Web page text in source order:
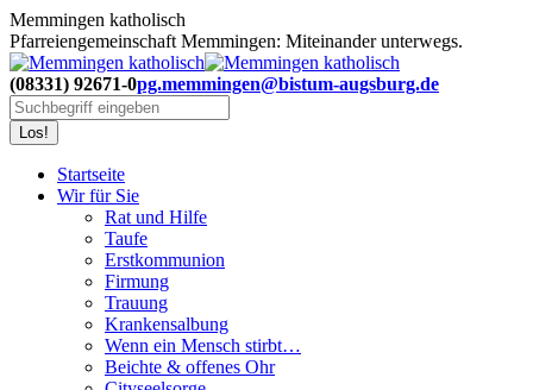
Zum
Inhalt
springen
Memmingen katholisch
Pfarreiengemeinschaft Memmingen: Miteinander unterwegs.
(08331) 92671-0pg.memmingen@bistum-augsburg.de
Search:
Startseite
Wir für Sie
Rat und Hilfe
Taufe
Erstkommunion
Firmung
Trauung
Krankensalbung
Wenn ein Mensch stirbt…
Beichte & offenes Ohr